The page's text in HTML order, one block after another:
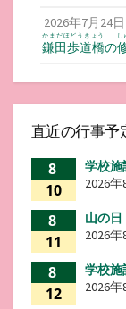
2026年7月24日
鎌田歩道橋
かまだほどうきょう
の
し
直近の行事予
8
10
学校施
2026年
8
11
山の日
2026年
8
12
学校施
2026年